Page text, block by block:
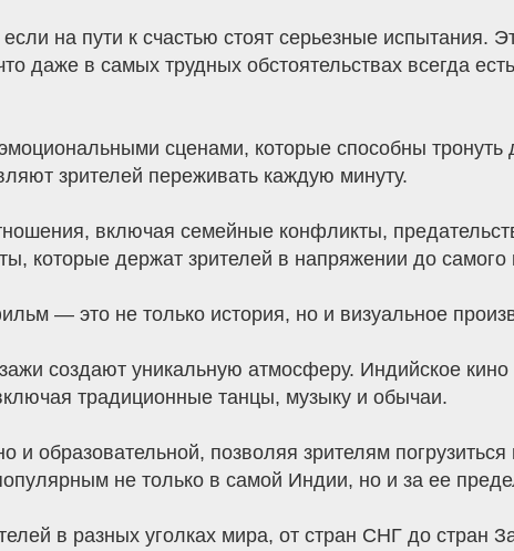
на пути к счастью стоят серьезные испытания.
даже в самых трудных обстоятельствах всегда
сценами, которые способны тронуть
зрителей переживать каждую минуту.
включая семейные конфликты,
которые держат зрителей в напряжении до самого
— это не только история, но и визуальное
создают уникальную атмосферу. Индийское кино
традиционные танцы, музыку и обычаи.
образовательной, позволяя зрителям погрузиться
не только в самой Индии, но и за ее
в разных уголках мира, от стран СНГ до стран